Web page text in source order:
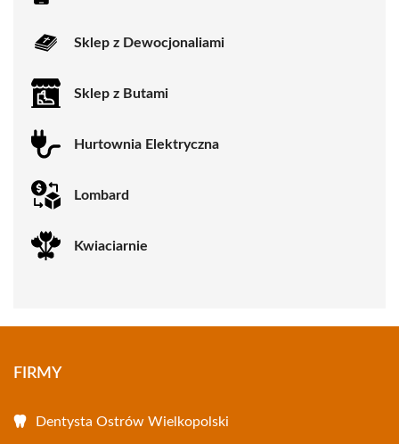
Sklep z Dewocjonaliami
Sklep z Butami
Hurtownia Elektryczna
Lombard
Kwiaciarnie
FIRMY
Dentysta Ostrów Wielkopolski